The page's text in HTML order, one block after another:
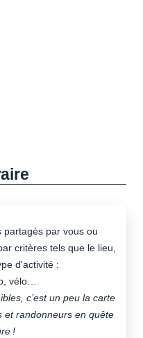
partagés par vous ou
critères tels que le lieu,
d'activité :
vélo…
c’est un peu la carte
et randonneurs en quête
!